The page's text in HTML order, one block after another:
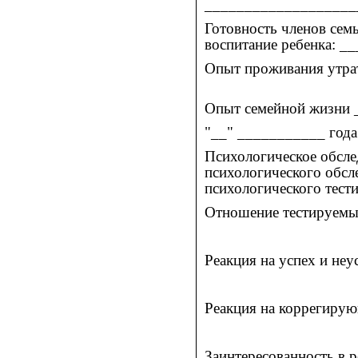
Готовность членов
воспитание ребенка:
Опыт проживания
Опыт семейной жизни
"__" ___________ года
Психологическое
психологического
психологического
Отношение
Реакция на успех и
Реакция на